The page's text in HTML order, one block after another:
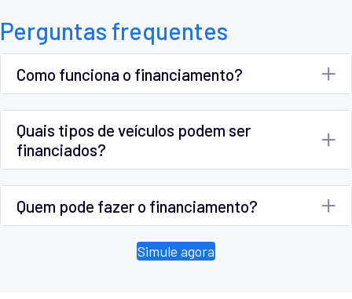
Perguntas frequentes
Como funciona o financiamento?
Quais tipos de veículos podem ser
financiados?
Quem pode fazer o financiamento?
Simule agora